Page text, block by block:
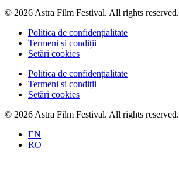
© 2026 Astra Film Festival. All rights reserved.
Politica de confidențialitate
Termeni și condiții
Setări cookies
Politica de confidențialitate
Termeni și condiții
Setări cookies
© 2026 Astra Film Festival. All rights reserved.
EN
RO